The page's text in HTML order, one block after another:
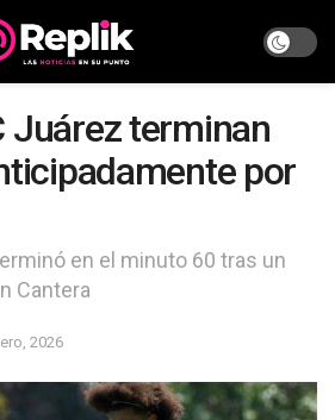
Juárez terminan
por
en el minuto 60 tras un
Cantera
2026